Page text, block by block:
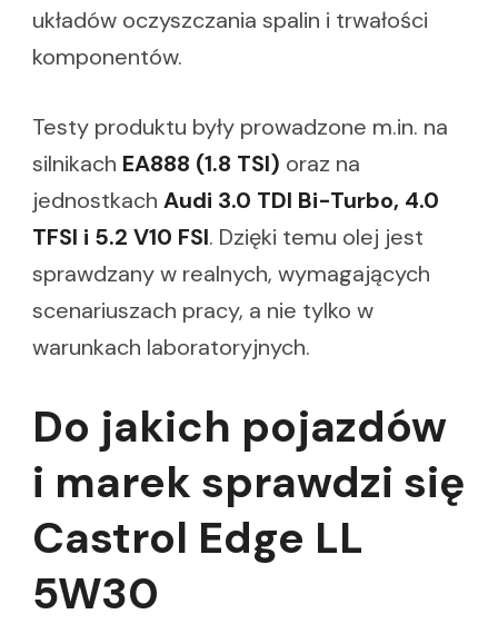
układów oczyszczania spalin i trwałości
komponentów.
Testy produktu były prowadzone m.in. na
silnikach EA888 (1.8 TSI) oraz na
jednostkach Audi 3.0 TDI Bi-Turbo, 4.0
TFSI i 5.2 V10 FSI. Dzięki temu olej jest
sprawdzany w realnych, wymagających
scenariuszach pracy, a nie tylko w
warunkach laboratoryjnych.
Do jakich pojazdów
i marek sprawdzi się
Castrol Edge LL
5W30